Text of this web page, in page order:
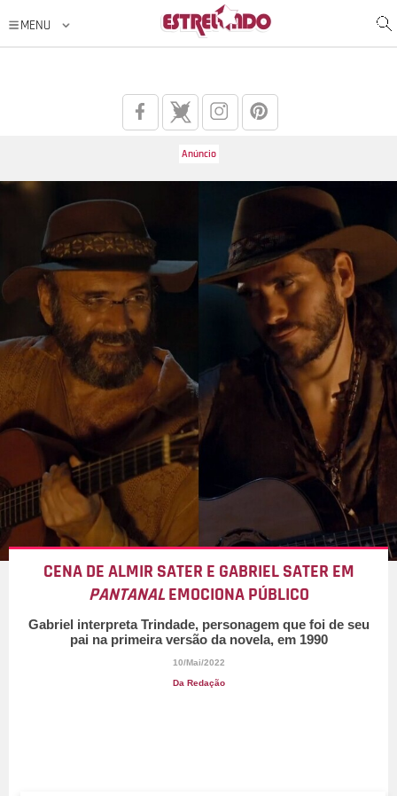
CENA DE ALMIR SATER E GABRIEL SATER EM
PANTANALEMOCIONA PÚBLICO
Gabriel interpreta Trindade, personagem que foi de seu
pai na primeira versão da novela, em 1990
10/Mai/2022
Da Redação